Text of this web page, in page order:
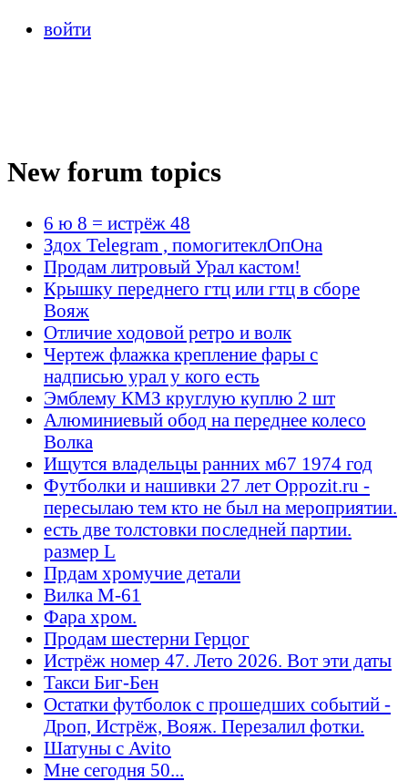
войти
New forum topics
6 ю 8 = истрёж 48
Здох Telegram , помогитеклОпОна
Продам литровый Урал кастом!
Крышку переднего гтц или гтц в сборе
Вояж
Отличие ходовой ретро и волк
Чертеж флажка крепление фары с
надписью урал у кого есть
Эмблему КМЗ круглую куплю 2 шт
Алюминиевый обод на переднее колесо
Волка
Ищутся владельцы ранних м67 1974 год
Футболки и нашивки 27 лет Oppozit.ru -
пересылаю тем кто не был на мероприятии.
есть две толстовки последней партии.
размер L
Прдам хромучие детали
Вилка М-61
Фара хром.
Продам шестерни Герцог
Истрёж номер 47. Лето 2026. Вот эти даты
Такси Биг-Бен
Остатки футболок с прошедших событий -
Дроп, Истрёж, Вояж. Перезалил фотки.
Шатуны с Avito
Мне сегодня 50...